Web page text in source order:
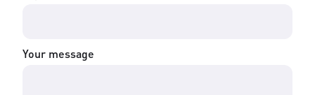
Your message